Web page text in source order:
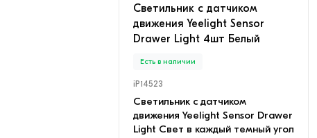
Светильник c датчиком
движения Yeelight Sensor
Drawer Light 4шт Белый
Есть в наличии
iP14523
Светильник c датчиком
движения Yeelight Sensor Drawer
Light Свет в каждый темный угол